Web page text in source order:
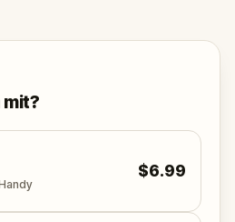
19106, USA.
Center: 525 Arch
USA.
mit?
$6.99